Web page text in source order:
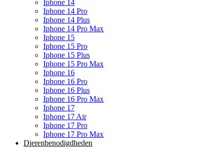
Iphone 14
Iphone 14 Pro
Iphone 14 Plus
Iphone 14 Pro Max
Iphone 15
Iphone 15 Pro
Iphone 15 Plus
Iphone 15 Pro Max
Iphone 16
Iphone 16 Pro
Iphone 16 Plus
Iphone 16 Pro Max
Iphone 17
Iphone 17 Air
Iphone 17 Pro
Iphone 17 Pro Max
Dierenbenodigdheden